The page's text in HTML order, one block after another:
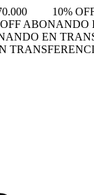
10%
OFF ABONANDO
EN